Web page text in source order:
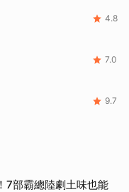
4.8
7.0
9.7
7部霸總陸劇土味也能